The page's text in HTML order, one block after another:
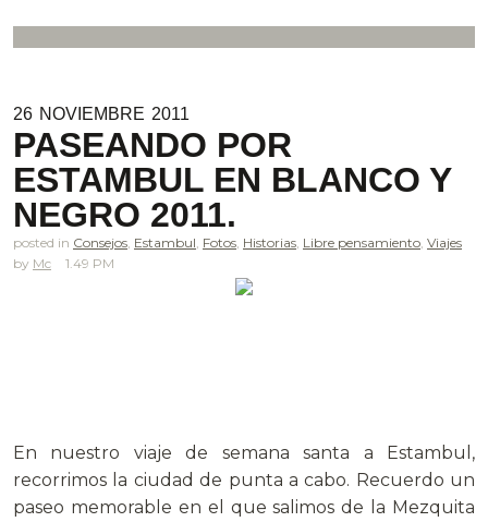
26 NOVIEMBRE 2011
PASEANDO POR
ESTAMBUL EN BLANCO Y
NEGRO 2011.
posted in Consejos Estambul Fotos Historias Libre pensamiento Viajes
Mc
1.49 PM
En nuestro viaje de semana santa a Estambul,
recorrimos la ciudad de punta a cabo. Recuerdo un
paseo memorable en el que salimos de la Mezquita